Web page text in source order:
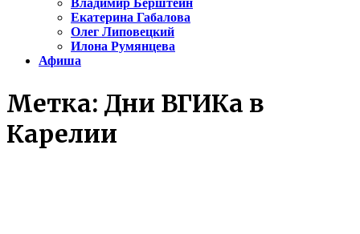
Владимир Берштейн
Екатерина Габалова
Олег Липовецкий
Илона Румянцева
Афиша
Метка: Дни ВГИКа в
Карелии